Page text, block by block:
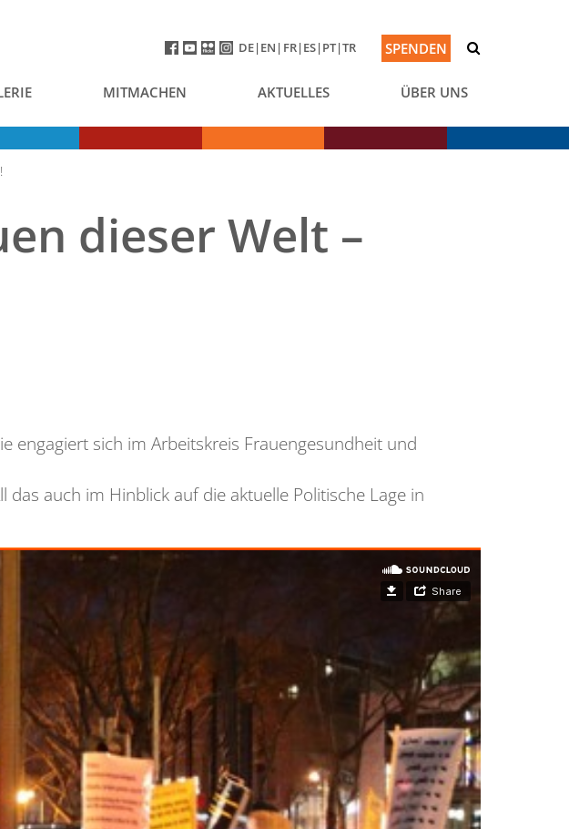
SPENDEN
DE EN FR ES PT TR
MITMACHEN AKTUELLES ÜBER UNS
dieser Welt –
engagiert sich im Arbeitskreis Frauengesundheit und
auch im Hinblick auf die aktuelle Politische Lage in